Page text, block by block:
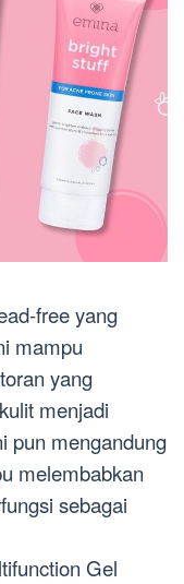
free yang
mampu
yang
menjadi
pun mengandung
melembabkan
sebagai
Gel